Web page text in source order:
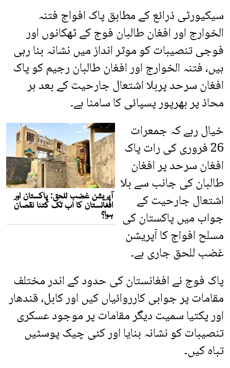
سیکیورٹی ذرائع کے مطابق پاک افواج فتنہ
الخوارج اور افغان طالبان فوج کے ٹھکانوں اور
فوجی تنصیبات کو موثر انداز میں نشانہ بنا رہی
ہیں، فتنہ الخوارج اور افغان طالبان رجیم کو پاک
افغان سرحد پربلا اشتعال جارحیت کے بعد ہر
محاذ پر بھرپور پسپائی کا سامنا ہے۔
خیال رہے کہ جمعرات
26 فروری کی رات پاک
افغان سرحد پر افغان
طالبان کی جانب سے بلا
اشتعال جارحیت کے
جواب میں پاکستان کی
مسلح افواج کا آپریشن
غضب للحق جاری ہے۔
پاک فوج نے افغانستان کی حدود کے اندر مختلف
مقامات پر جوابی کارروائیاں کیں اور کابل، قندھار
اور پکتیا سمیت دیگر مقامات پر موجود عسکری
تنصیبات کو نشانہ بنایا اور کئی چیک پوسٹیں
تباہ کیں۔